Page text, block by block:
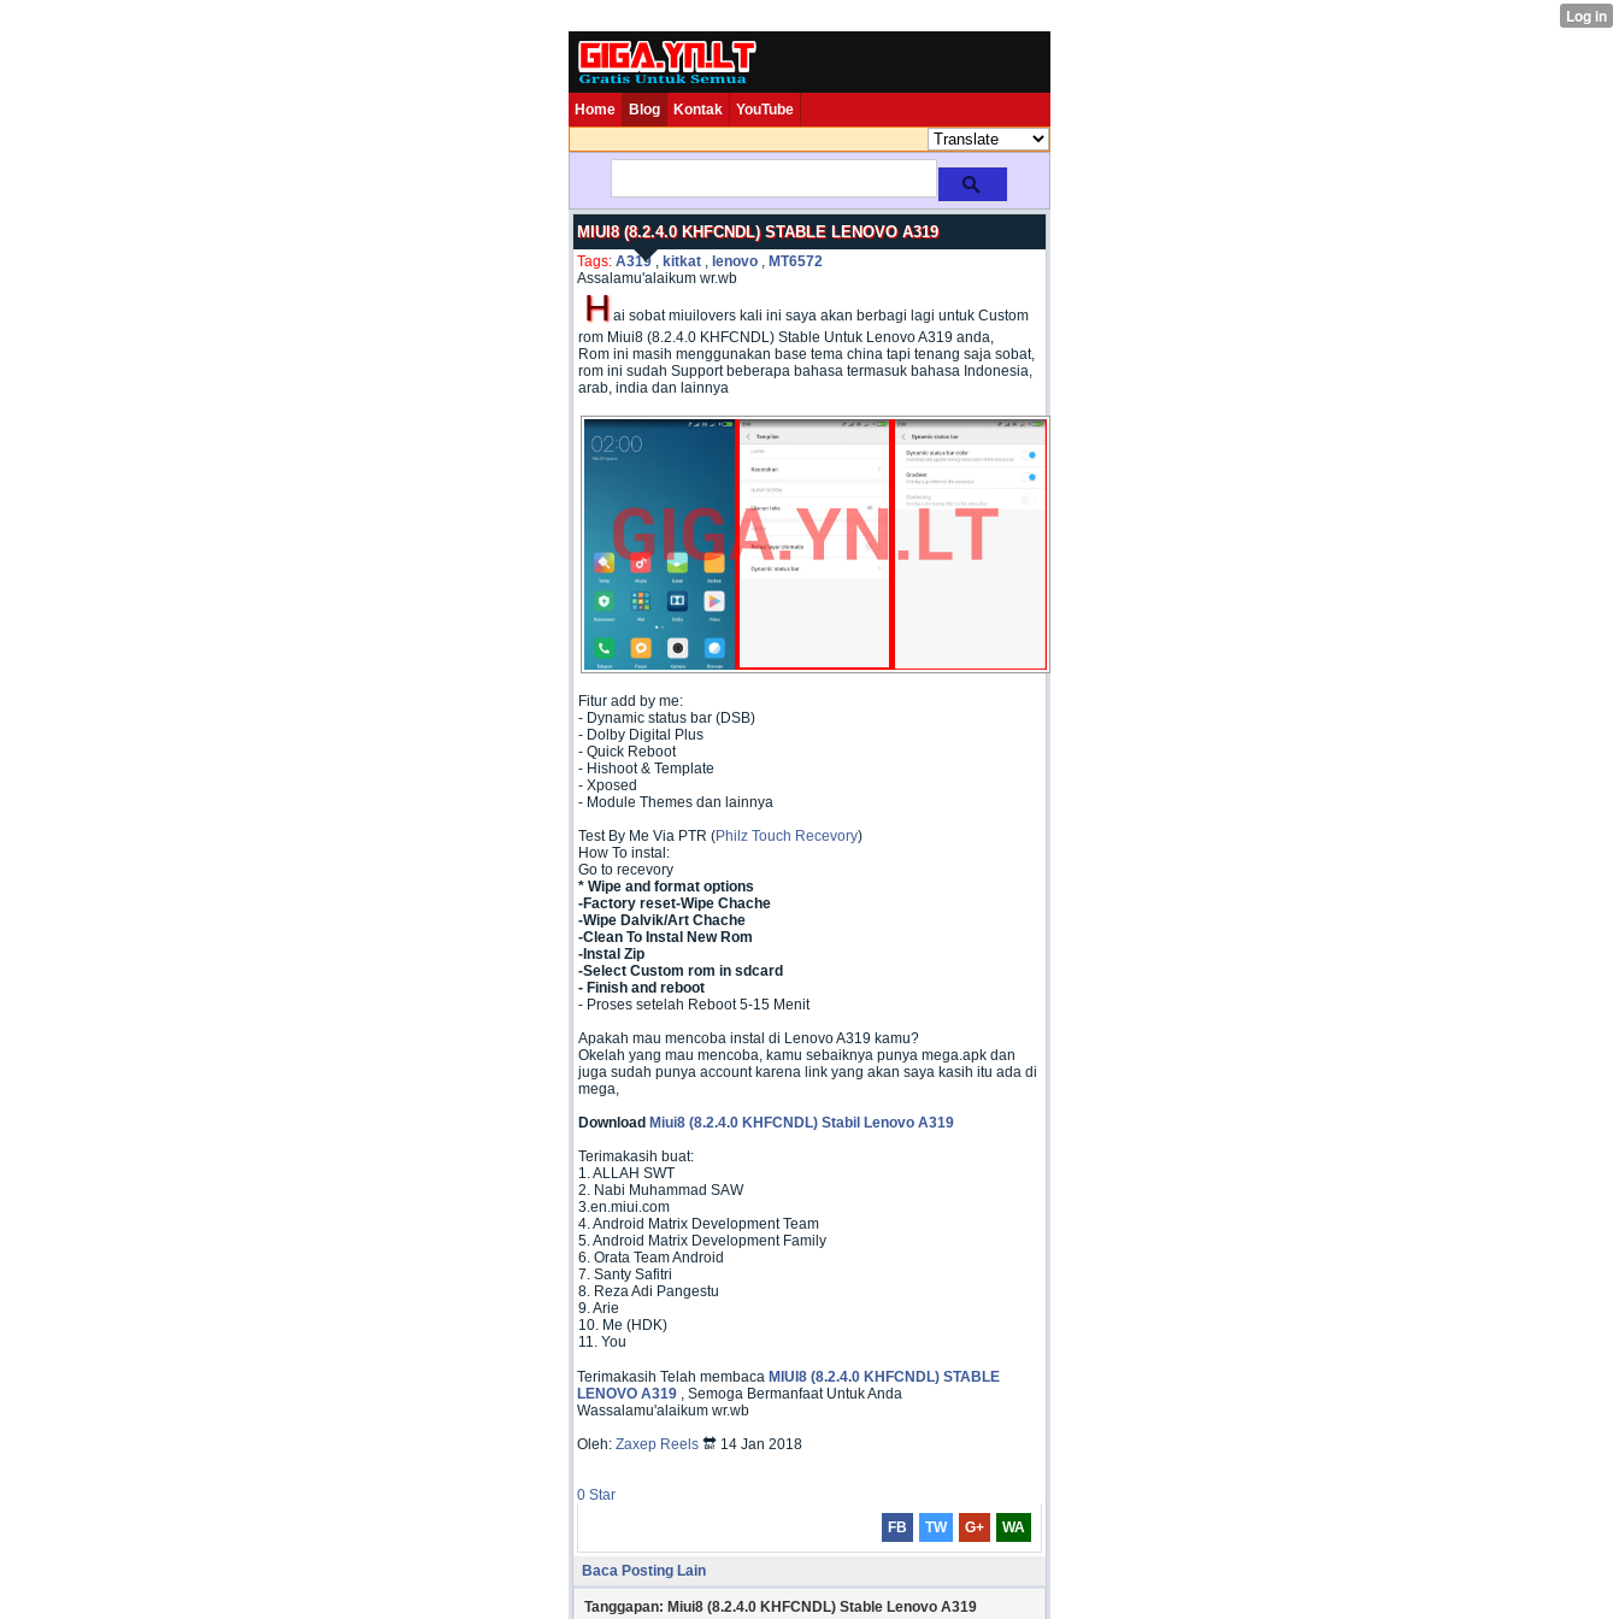
Home Blog Kontak YouTube
MIUI8 (8.2.4.0 KHFCNDL) STABLE LENOVO A319
Tags: A319, kitkat lenovo
MT6572
Assalamu'alaikum wr.wb
Hai sobat miuilovers kali ini saya akan berbagi lagi untuk Custom
rom Miui8 (8.2.4.0 KHFCNDL) Stable Untuk Lenovo A319 anda,
Rom ini masih menggunakan base tema china tapi tenang saja sobat,
rom ini sudah Support beberapa bahasa termasuk bahasa Indonesia,
arab, india dan lainnya
Fitur add by me:
- Dynamic status bar (DSB)
- Dolby Digital Plus
- Quick Reboot
- Hishoot & Template
- Xposed
- Module Themes dan lainnya
Test By Me Via PTR (Philz Touch Recevory)
How To instal:
Go to recevory
* Wipe and format options
-Factory reset-Wipe Chache
-Wipe Dalvik/Art Chache
-Clean To Instal New Rom
-Instal Zip
-Select Custom rom in sdcard
- Finish and reboot
- Proses setelah Reboot 5-15 Menit
Apakah mau mencoba instal di Lenovo A319 kamu?
Okelah yang mau mencoba, kamu sebaiknya punya mega.apk dan
juga sudah punya account karena link yang akan saya kasih itu ada di
mega,
Download Miui8 (8.2.4.0 KHFCNDL) Stabil Lenovo A319
Terimakasih buat:
1. ALLAH SWT
2. Nabi Muhammad SAW
3.en.miui.com
4. Android Matrix Development Team
5. Android Matrix Development Family
6. Orata Team Android
7. Santy Safitri
8. Reza Adi Pangestu
9. Arie
10. Me (HDK)
11. You
Terimakasih Telah membaca MIUI8 (8.2.4.0 KHFCNDL) STABLE
LENOVO A319 , Semoga Bermanfaat Untuk Anda
Wassalamu'alaikum wr.wb
Oleh: Zaxep Reels 🔛 14 Jan 2018
0 Star
FB
TW G+ WA
Baca Posting Lain
Tanggapan: Miui8 (8.2.4.0 KHFCNDL) Stable Lenovo A319